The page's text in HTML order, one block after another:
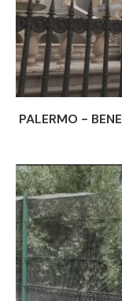
PALERMO -